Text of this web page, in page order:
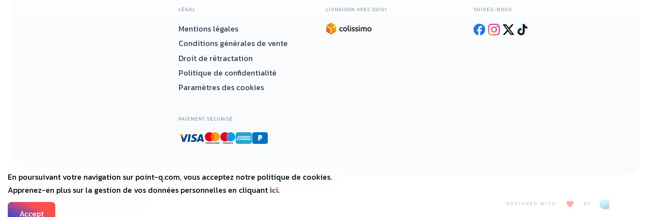
LÉGAL
Mentions légales
Conditions générales de vente
Droit de rétractation
Politique de confidentialité
Paramètres des cookies
LIVRAISON AVEC SUIVI
PAIEMENT SÉCURISÉ
SUIVEZ-NOUS
2018—2025 • POINT-Q.COM DESIGNED WITH BY
En poursuivant votre navigation sur point-q.com, vous acceptez notre politique de cookies.
Apprenez-en plus sur la gestion de vos données personnelles en cliquantici.
Accept